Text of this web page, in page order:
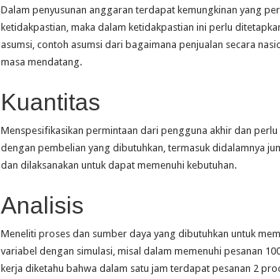
Dalam penyusunan anggaran terdapat kemungkinan yang
ketidakpastian, maka dalam ketidakpastian ini perlu
asumsi, contoh asumsi dari bagaimana penjualan secara
masa mendatang.
Kuantitas
Menspesifikasikan permintaan dari pengguna akhir dan
dengan pembelian yang dibutuhkan, termasuk didalamnya
dan dilaksanakan untuk dapat memenuhi kebutuhan.
Analisis
Meneliti proses dan sumber daya yang dibutuhkan untuk
variabel dengan simulasi, misal dalam memenuhi pesanan
kerja diketahu bahwa dalam satu jam terdapat pesanan 2